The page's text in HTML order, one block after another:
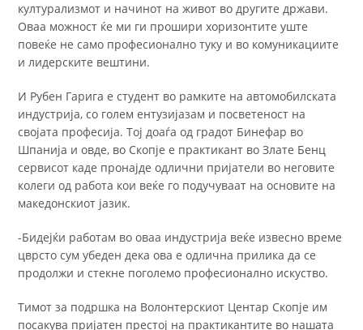
културализмот и начинот на живот во другите држави.
Оваа можност ќе ми ги прошири хоризонтите уште
повеќе не само професионално туку и во комуникациите
и лидерските вештини.
И Рубен Гарига е студент во рамките на автомобилската
индустрија, со голем ентузијазам и посветеност на
својата професија. Тој доаѓа од градот Бинефар во
Шпанија и овде, во Скопје е практикант во Злате Бенц
сервисот каде пронајде одлични пријатели во неговите
колеги од работа кои веќе го подучуваат на основите на
македонскиот јазик.
-Бидејќи работам во оваа индустрија веќе извесно време
цврсто сум убеден дека ова е одлична прилика да се
продолжи и стекне поголемо професионално искуство.
Тимот за подршка на Волонтерскиот Центар Скопје им
посакува пријатен престој на практикантите во нашата